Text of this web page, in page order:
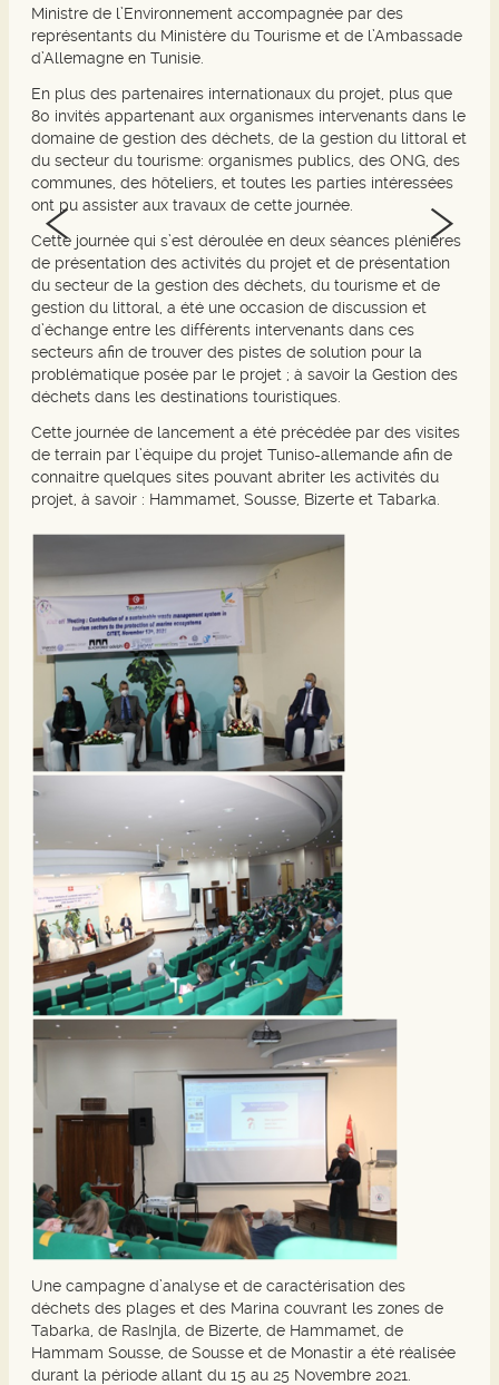
Ministre de l’Environnement accompagnée par des
représentants du Ministère du Tourisme et de l’Ambassade
d’Allemagne en Tunisie.
En plus des partenaires internationaux du projet, plus que
80 invités appartenant aux organismes intervenants dans le
domaine de gestion des déchets, de la gestion du littoral et
du secteur du tourisme: organismes publics, des ONG, des
communes, des hôteliers, et toutes les parties intéressées
ont pu assister aux travaux de cette journée.
Cette journée qui s’est déroulée en deux séances plénières
de présentation des activités du projet et de présentation
du secteur de la gestion des déchets, du tourisme et de
gestion du littoral, a été une occasion de discussion et
d’échange entre les différents intervenants dans ces
secteurs afin de trouver des pistes de solution pour la
problématique posée par le projet ; à savoir la Gestion des
déchets dans les destinations touristiques.
Cette journée de lancement a été précédée par des visites
de terrain par l’équipe du projet Tuniso-allemande afin de
connaitre quelques sites pouvant abriter les activités du
projet, à savoir : Hammamet, Sousse, Bizerte et Tabarka.
Une campagne d’analyse et de caractérisation des
déchets des plages et des Marina couvrant les zones de
Tabarka, de RasInjla, de Bizerte, de Hammamet, de
Hammam Sousse, de Sousse et de Monastir a été réalisée
durant la période allant du 15 au 25 Novembre 2021.